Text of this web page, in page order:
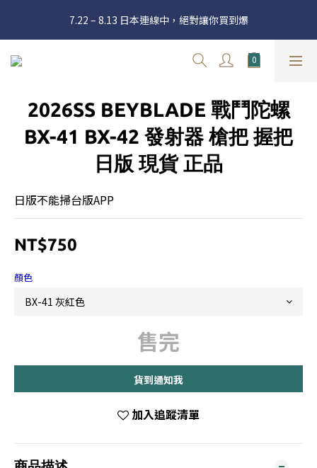
官網三週年 8月滿額送購物金 - 滿 $2000 送 $60 / 滿 $4000 送 $300
/ 滿 $10000 送 $1500
7.22 – 8.13 日本連線中，絕對讓你買到爆
新加入會員享有 $50購物金  |  消費滿$5000即可免運  |  會員好康制
/ 滿 $10000 送 $1500
2026SS BEYBLADE 戰鬥陀螺
BX-41 BX-42 發射器 槍把 握把
日版 現貨 正品
日版不能掃台版APP
NT$750
顏色
售完
貨到通知我
加入追蹤清單